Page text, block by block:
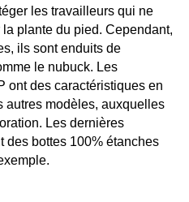
les travailleurs qui ne
plante du pied. Cependant,
ils sont enduits de
le nubuck. Les
ont des caractéristiques en
autres modèles, auxquelles
Les dernières
des bottes 100% étanches